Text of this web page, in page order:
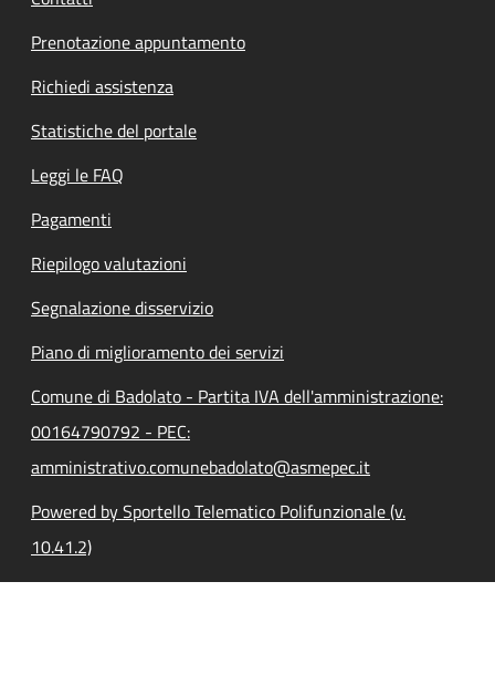
Prenotazione appuntamento
Richiedi assistenza
Statistiche del portale
Leggi le FAQ
Pagamenti
Riepilogo valutazioni
Segnalazione disservizio
Piano di miglioramento dei servizi
Comune di Badolato - Partita IVA dell'amministrazione:
00164790792 - PEC:
amministrativo.comunebadolato@asmepec.it
Powered by Sportello Telematico Polifunzionale (v.
10.41.2)